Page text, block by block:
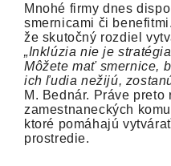
Mnohé firmy dnes
smernicami či
že skutočný rozdiel
„Inklúzia nie je
Môžete mať smernice,
ich ľudia nežijú,
M. Bednár. Práve preto
zamestnaneckých
ktoré pomáhajú
prostredie.